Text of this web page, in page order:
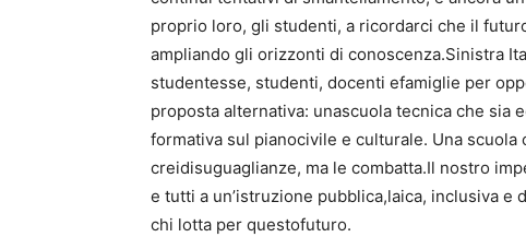
proprio loro, gli studenti, a ricordarci che il
ampliando gli orizzonti di conoscenza.Sinistra
studentesse, studenti, docenti efamiglie per
proposta alternativa: unascuola tecnica che sia
formativa sul pianocivile e culturale. Una
creidisuguaglianze, ma le combatta.Il nostro
e tutti a un’istruzione pubblica,laica, inclusiva e
chi lotta per questofuturo.